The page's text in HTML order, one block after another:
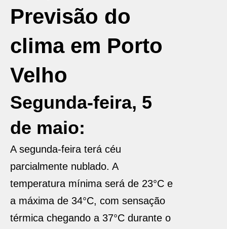
Previsão do
clima em Porto
Velho
Segunda-feira, 5
de maio:
A segunda-feira terá céu
parcialmente nublado. A
temperatura mínima será de 23°C e
a máxima de 34°C, com sensação
térmica chegando a 37°C durante o